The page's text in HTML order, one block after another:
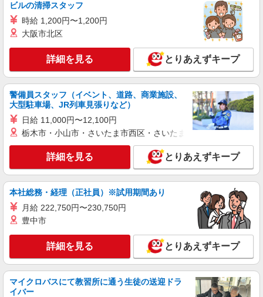
ビルの清掃スタッフ
時給 1,200円〜1,200円
大阪市北区
詳細を見る とりあえずキープ
警備員スタッフ（イベント、道路、商業施設、
大型駐車場、JR列車見張りなど）
日給 11,000円〜12,100円
栃木市・小山市・さいたま市西区・さいたま市岩槻区・久喜市・
詳細を見る とりあえずキープ
本社総務・経理（正社員）※試用期間あり
月給 222,750円〜230,750円
豊中市
詳細を見る とりあえずキープ
マイクロバスにて教習所に通う生徒の送迎ドラ
イバー